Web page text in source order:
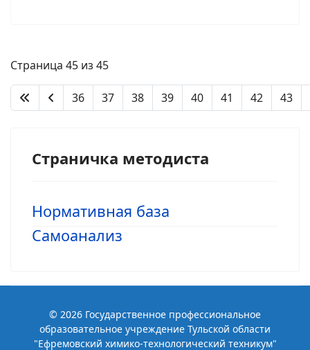
Страница 45 из 45
36 37 38 39 40 41 42 43
Страничка методиста
Нормативная база
Самоанализ
© 2026 Государственное профессиональное
образовательное учреждение Тульской области
"Ефремовский химико-технологический техникум"